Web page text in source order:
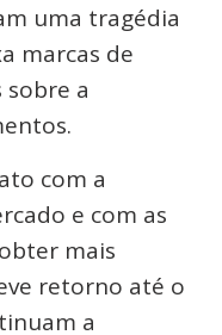
uma tragédia
marcas de
a
com a
e com as
mais
retorno até o
a